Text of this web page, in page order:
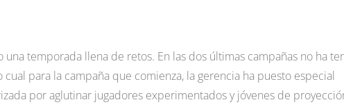
una temporada llena de retos. En las dos últimas campañas no ha
para la campaña que comienza, la gerencia ha puesto especial
por aglutinar jugadores experimentados y jóvenes de